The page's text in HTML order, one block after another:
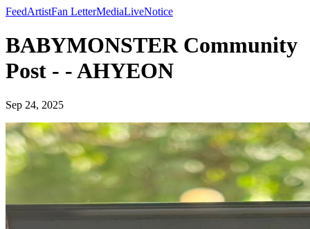
FeedArtistFan LetterMediaLiveNotice
BABYMONSTER Community
Post - - AHYEON
Sep 24, 2025